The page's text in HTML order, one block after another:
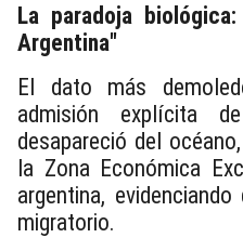
La paradoja
Argentina"
El dato más
admisión explícita
desapareció del
la Zona Económica
argentina,
migratorio.